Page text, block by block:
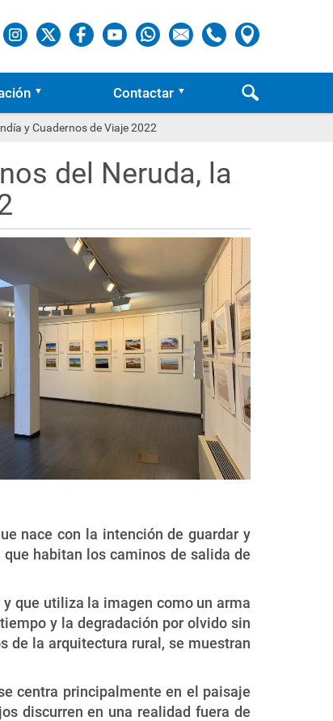
Contactar
y Cuadernos de Viaje 2022
del Neruda, la
nace con la intención de guardar y
habitan los caminos de salida de
que utiliza la imagen como un arma
y la degradación por olvido sin
de la arquitectura rural, se muestran
centra principalmente en el paisaje
discurren en una realidad fuera de